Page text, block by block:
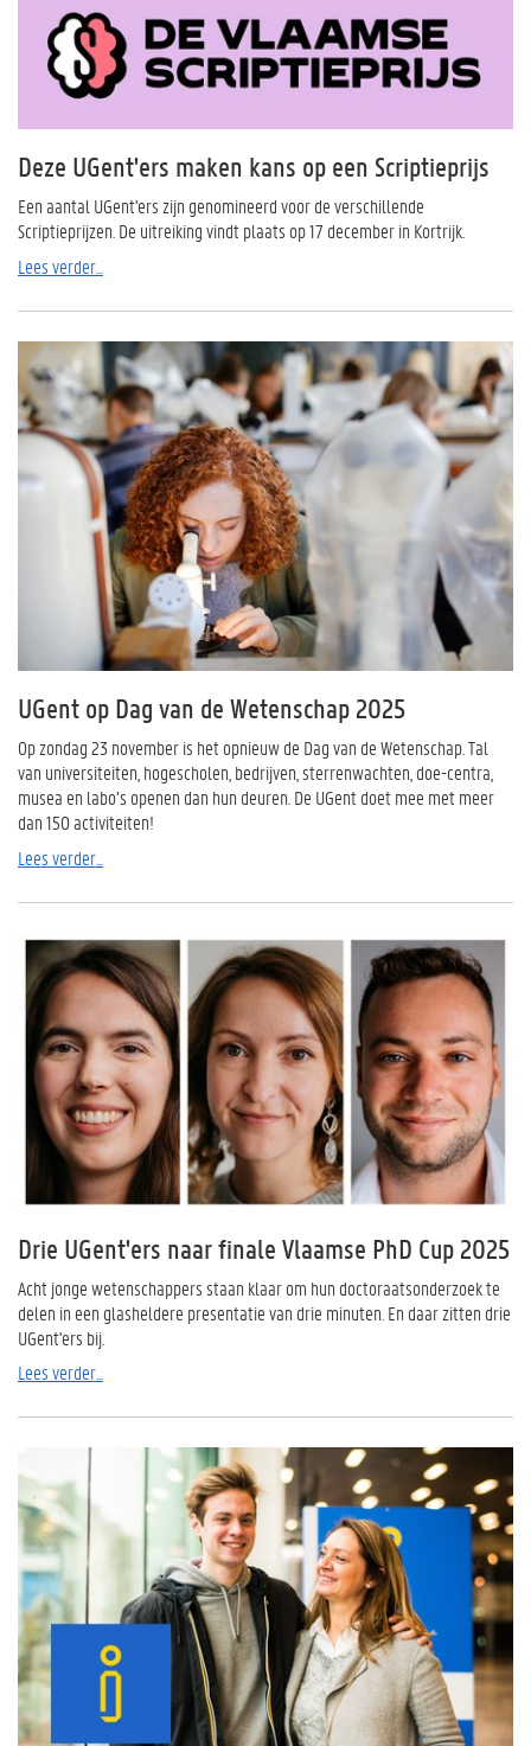
Deze UGent'ers maken kans op een Scriptieprijs
Een aantal UGent'ers zijn genomineerd voor de verschillende
Scriptieprijzen. De uitreiking vindt plaats op 17 december in Kortrijk.
Lees verder...
UGent op Dag van de Wetenschap 2025
Op zondag 23 november is het opnieuw de Dag van de Wetenschap. Tal
van universiteiten, hogescholen, bedrijven, sterrenwachten, doe-centra,
musea en labo’s openen dan hun deuren. De UGent doet mee met meer
dan 150 activiteiten!
Lees verder...
Drie UGent'ers naar finale Vlaamse PhD Cup 2025
Acht jonge wetenschappers staan klaar om hun doctoraatsonderzoek te
delen in een glasheldere presentatie van drie minuten. En daar zitten drie
UGent'ers bij.
Lees verder...